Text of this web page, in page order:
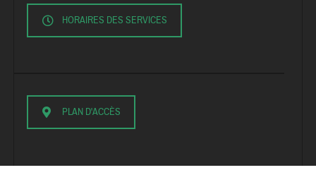
HORAIRES DES SERVICES
PLAN D'ACCÈS